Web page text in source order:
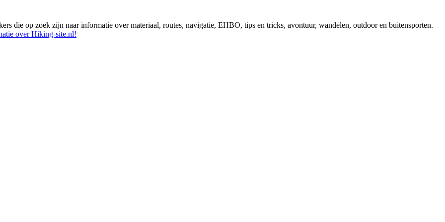
die op zoek zijn naar informatie over materiaal, routes, navigatie, EHBO, tips en tricks, avontuur, wandelen, outdoor en buitensporten.
over Hiking-site.nl!